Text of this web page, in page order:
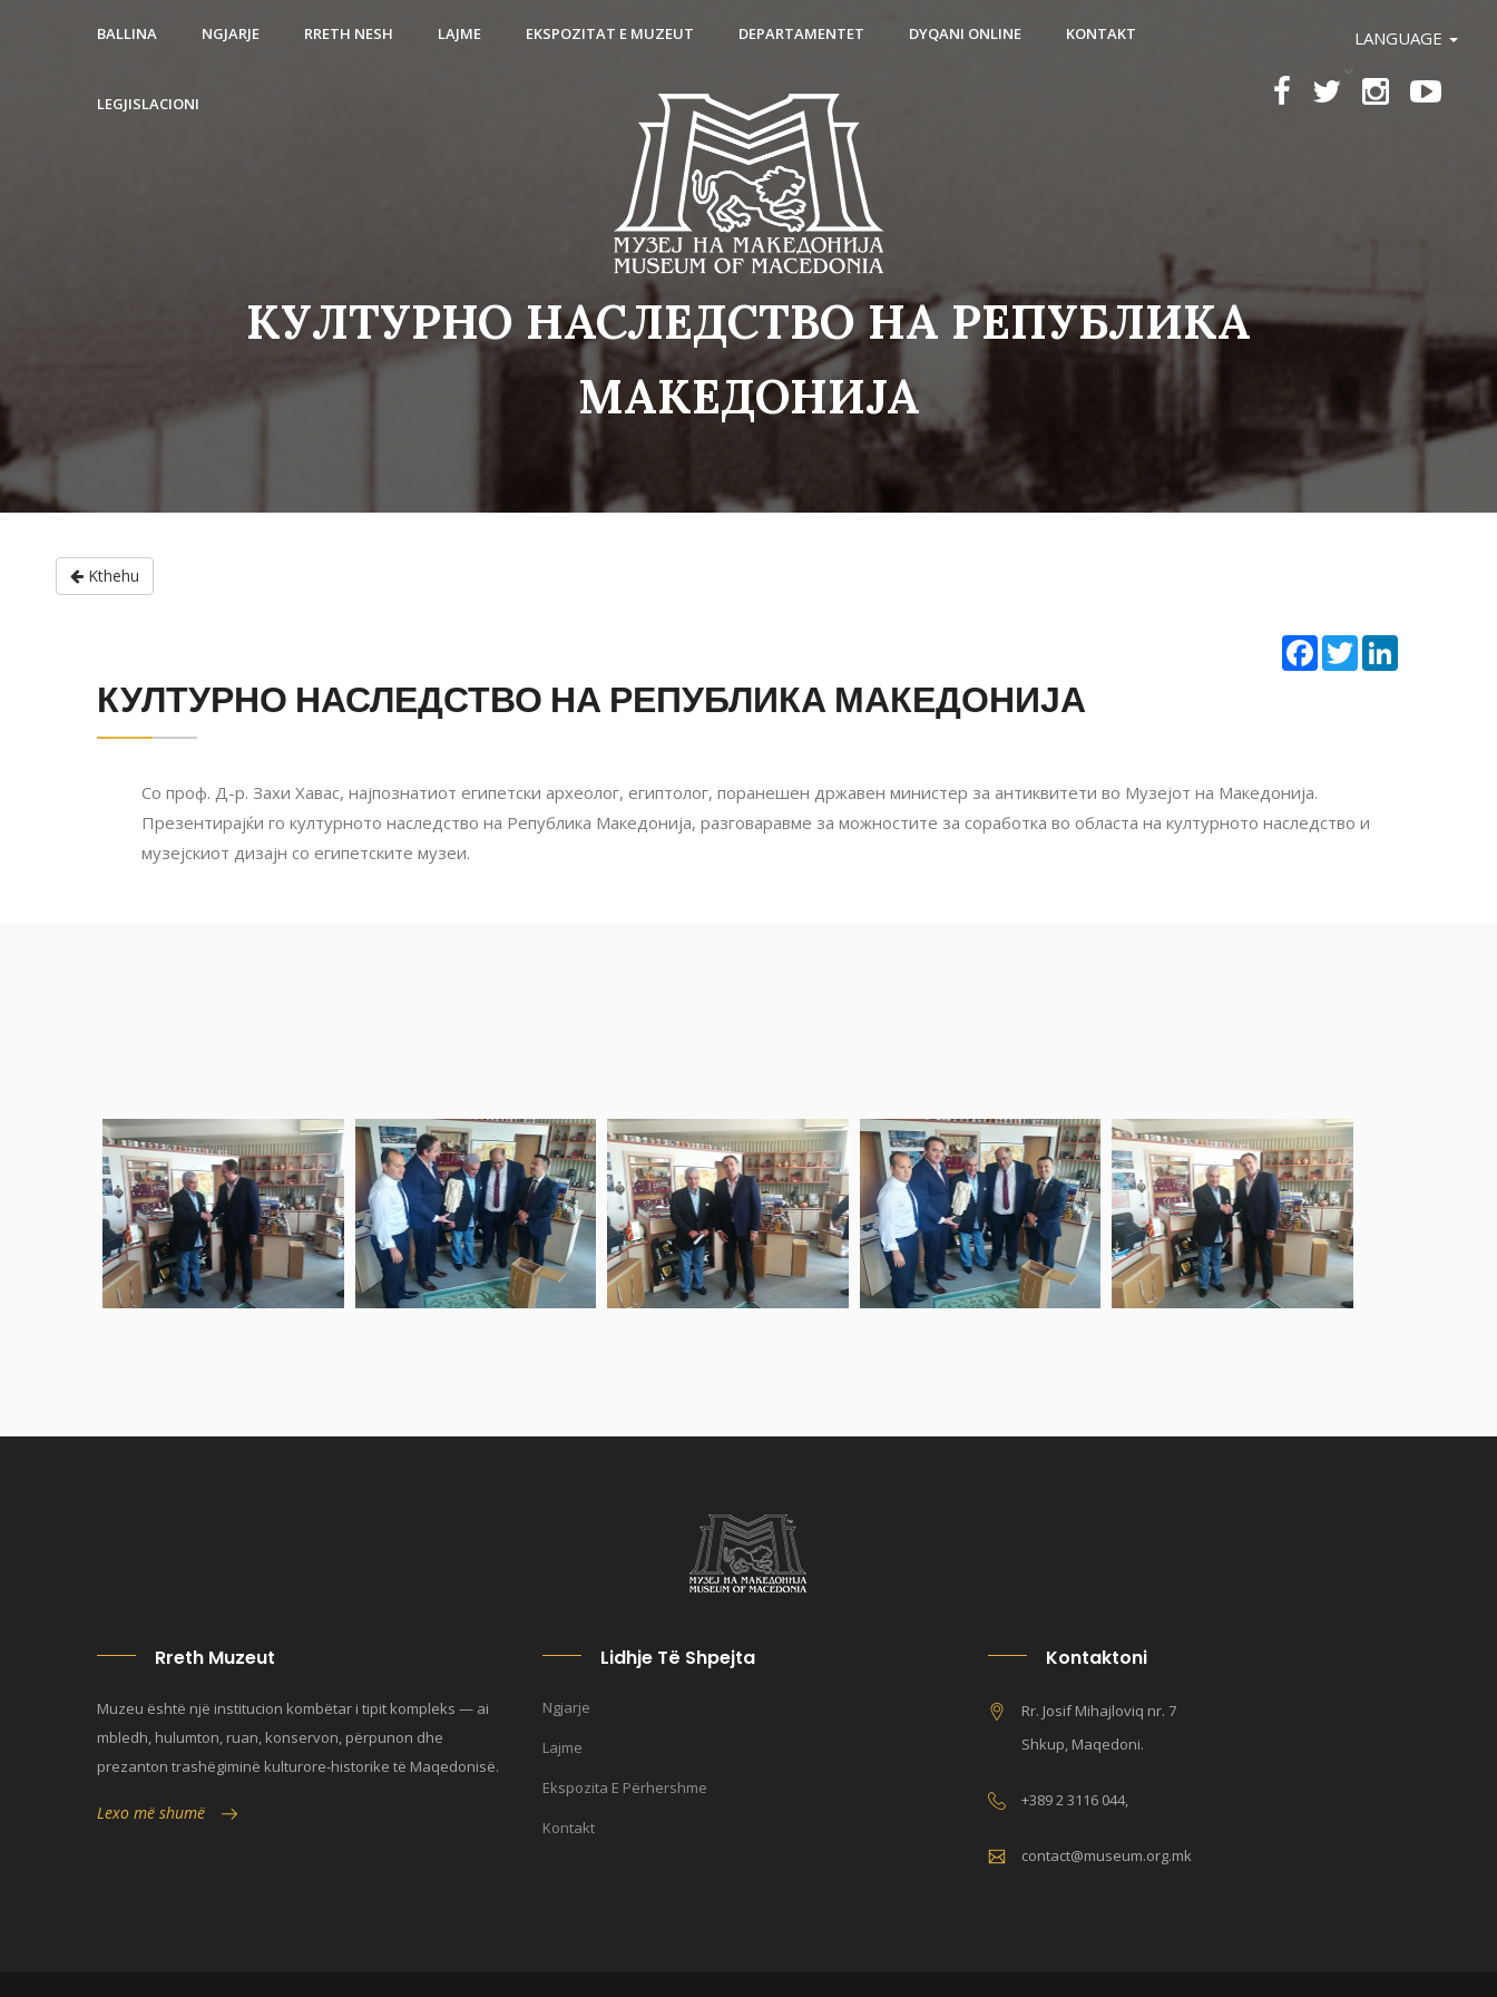
Kthehu
LANGUAGE
BALLINA NGJARJE RRETH NESH LAJME EKSPOZITAT E MUZEUT DEPARTAMENTET DYQANI ONLINE KONTAKT
LEGJISLACIONI
КУЛТУРНО НАСЛЕДСТВО НА РЕПУБЛИКА
МАКЕДОНИЈА
Facebook
Twitter
КУЛТУРНО НАСЛЕДСТВО НА РЕПУБЛИКА МАКЕДОНИЈА
Со проф. Д-р. Захи Хавас, најпознатиот египетски археолог, египтолог, поранешен државен министер за антиквитети во Музејот на Македонија.
Презентирајќи го културното наследство на Република Македонија, разговаравме за можностите за соработка во областа на културното наследство и
музејскиот дизајн со египетските музеи.
Rreth Muzeut
Muzeu është një institucion kombëtar i tipit kompleks — ai
mbledh, hulumton, ruan, konservon, përpunon dhe
prezanton trashëgiminë kulturore-historike të Maqedonisë.
Lexo më shumë
Lidhje Të Shpejta
Ngjarje
Lajme
Ekspozita E Përhershme
Kontakt
Kontaktoni
Rr. Josif Mihajloviq nr. 7
Shkup, Maqedoni.
+389 2 3116 044,
contact@museum.org.mk